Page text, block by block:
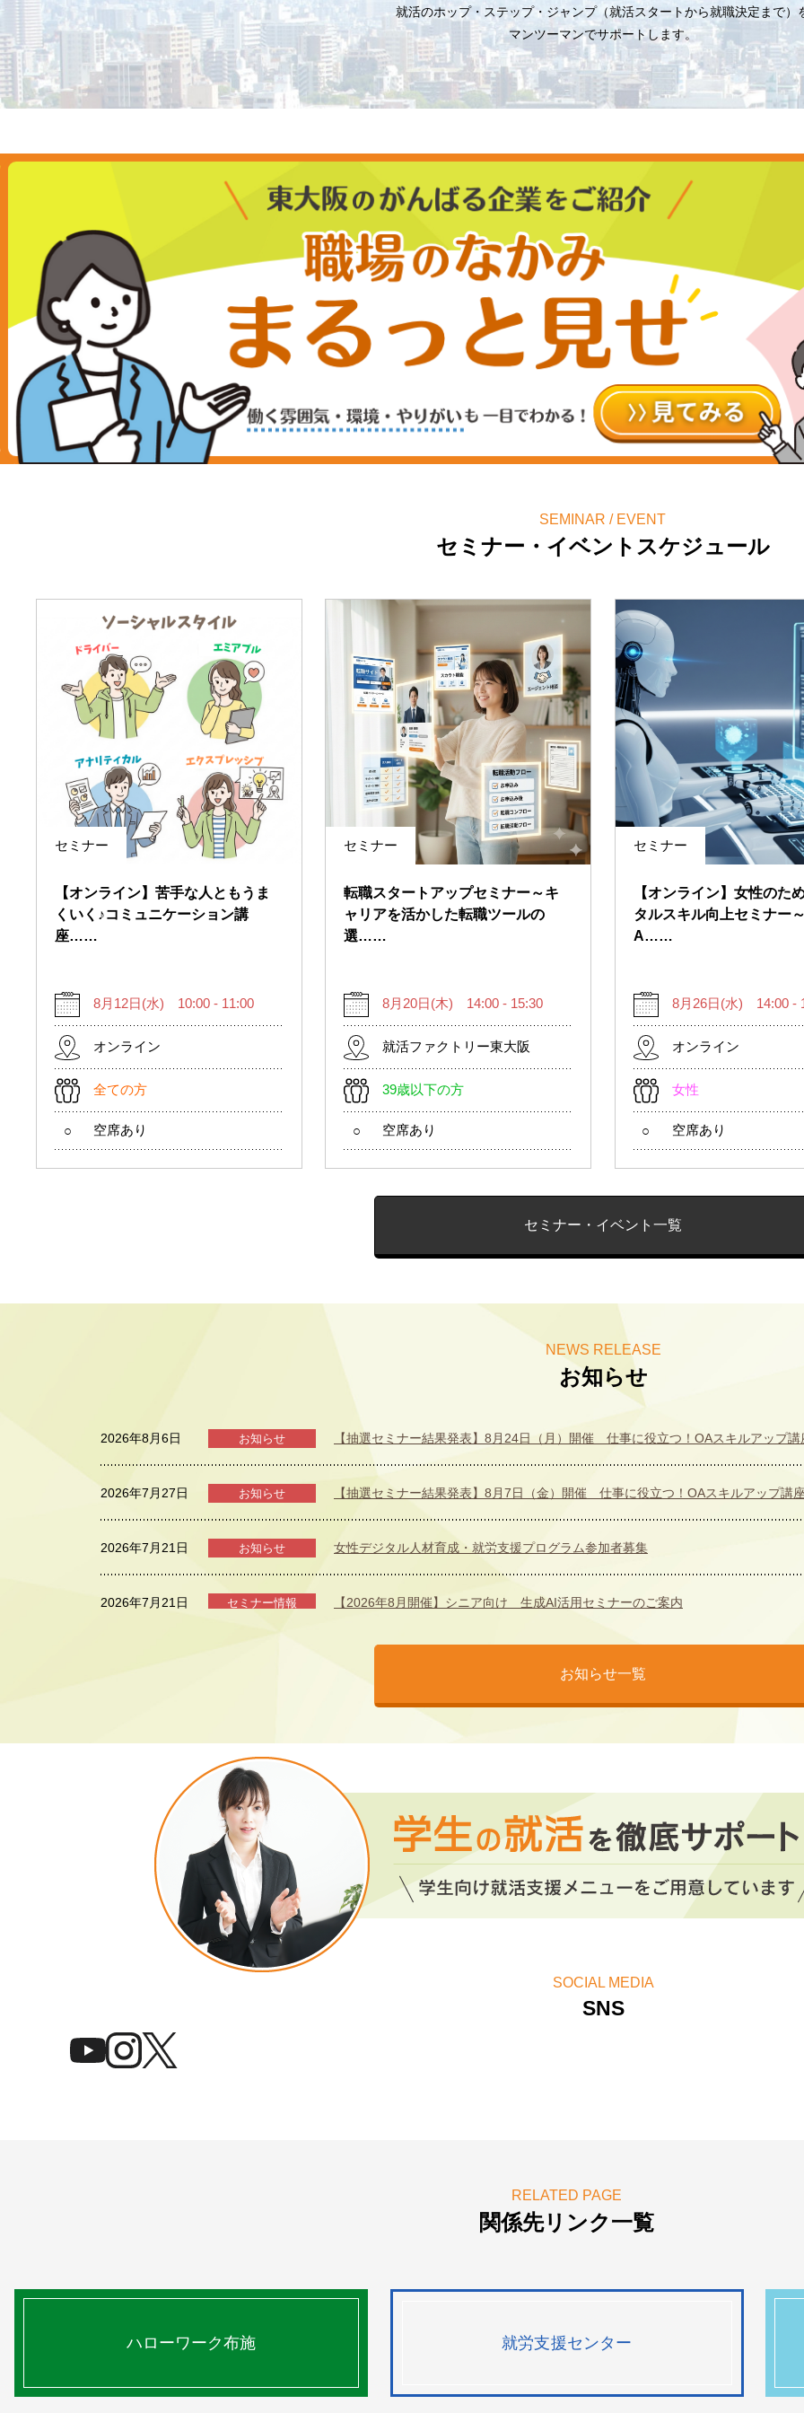
就活のホップ・ステップ・ジャンプ（就活スタートから就職決定まで）
マンツーマンでサポートします。
SEMINAR / EVENT
セミナー・イベントスケジュール
セミナー
【オンライン】苦手な人ともうま
くいく♪コミュニケーション講
座……
8月12日(水) 10:00 - 11:00
オンライン
全ての方
○ 空席あり
セミナー
転職スタートアップセミナー～キ
ャリアを活かした転職ツールの
選……
8月20日(木) 14:00 - 15:30
就活ファクトリー東大阪
39歳以下の方
○ 空席あり
セミナー
【オンライン】女性のた
タルスキル向上セミナー
A……
8月26日(水) 14:00 -
オンライン
女性
○ 空席あり
セミナー・イベント一覧
NEWS RELEASE
お知らせ
2026年8月6日 お知らせ 【抽選セミナー結果発表】8月24日（月）開催 仕事に役立つ！OAスキルアップ講
2026年7月27日 お知らせ 【抽選セミナー結果発表】8月7日（金）開催 仕事に役立つ！OAスキルアップ講
2026年7月21日 お知らせ 女性デジタル人材育成・就労支援プログラム参加者募集
2026年7月21日 セミナー情報 【2026年8月開催】シニア向け 生成AI活用セミナーのご案内
お知らせ一覧
SOCIAL MEDIA
SNS
RELATED PAGE
関係先リンク一覧
ハローワーク布施 就労支援センター